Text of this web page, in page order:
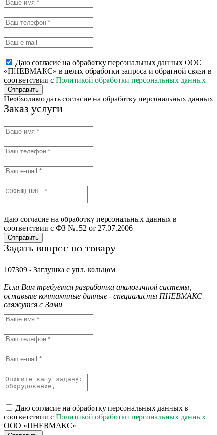
Даю согласие на обработку персональных данных ООО
«ПНЕВМАКС» в целях обработки запроса и обратной связи в
соответствии с Политикой обработки персональных данных
Отправить
Необходимо дать согласие на обработку персональных данных
Заказ услуги
Даю согласие на обработку персональных данных в
соответствии с ФЗ №152 от 27.07.2006
Отправить
Задать вопрос по товару
107309 - Заглушка с упл. кольцом
Если Вам требуется разработка аналогичной системы,
оставьте контактные данные - специалисты ПНЕВМАКС
свяжутся с Вами
Даю согласие на обработку персональных данных в
соответствии с Политикой обработки персональных данных
ООО «ПНЕВМАКС»